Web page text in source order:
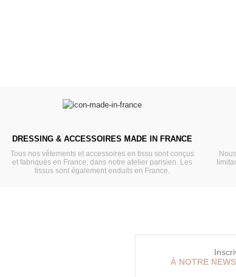
DRESSING & ACCESSOIRES MADE IN FRANCE
Tous nos vêtements et accessoires en tissu sont conçus
et fabriqués en France, dans notre atelier parisien. Les
tissus sont également enduits en France.
À NOTRE